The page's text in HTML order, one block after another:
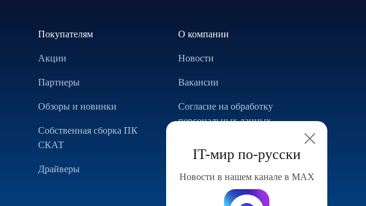
IT-мир по-русски
Новости в нашем канале в МАХ
Покупателям
Акции
Партнеры
Обзоры и новинки
Собственная сборка ПК
СКАТ
Драйверы
О компании
Новости
Вакансии
Согласие на обработку
персональных данных
Конфигуратор компьютера